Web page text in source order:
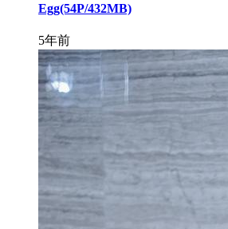
Egg(54P/432MB)
5年前